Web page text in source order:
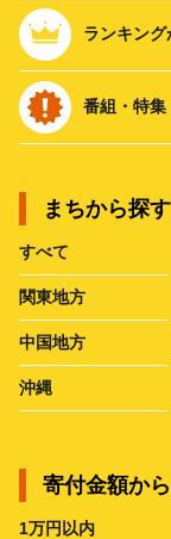
ランキン
番組・特集
まちから探す
すべて
関東地方
中国地方
沖縄
寄付金額か
1万円以内